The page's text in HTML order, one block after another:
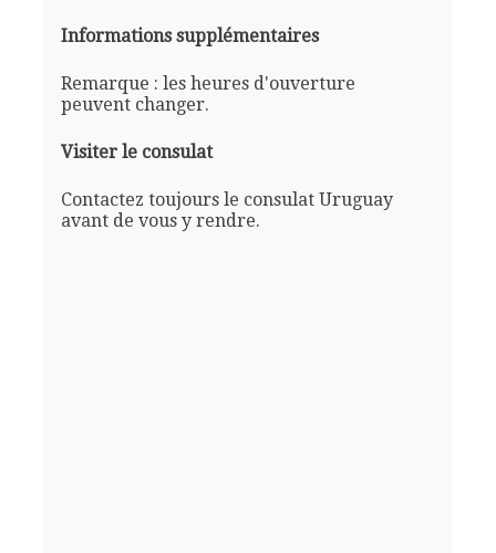
Informations supplémentaires
Remarque : les heures d'ouverture
peuvent changer.
Visiter le consulat
Contactez toujours le consulat Uruguay
avant de vous y rendre.